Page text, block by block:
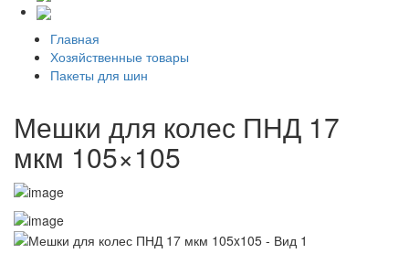
Главная
Хозяйственные товары
Пакеты для шин
Мешки для колес ПНД 17
мкм 105×105